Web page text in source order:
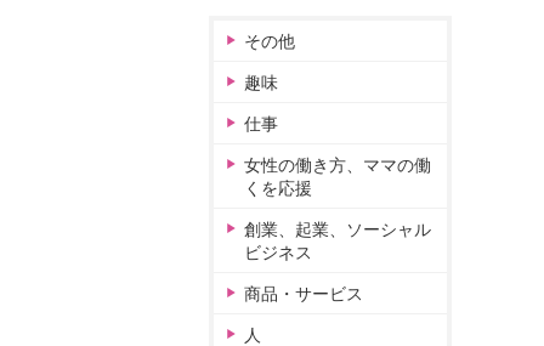
その他
趣味
仕事
女性の働き方、ママの働
くを応援
創業、起業、ソーシャル
ビジネス
商品・サービス
人